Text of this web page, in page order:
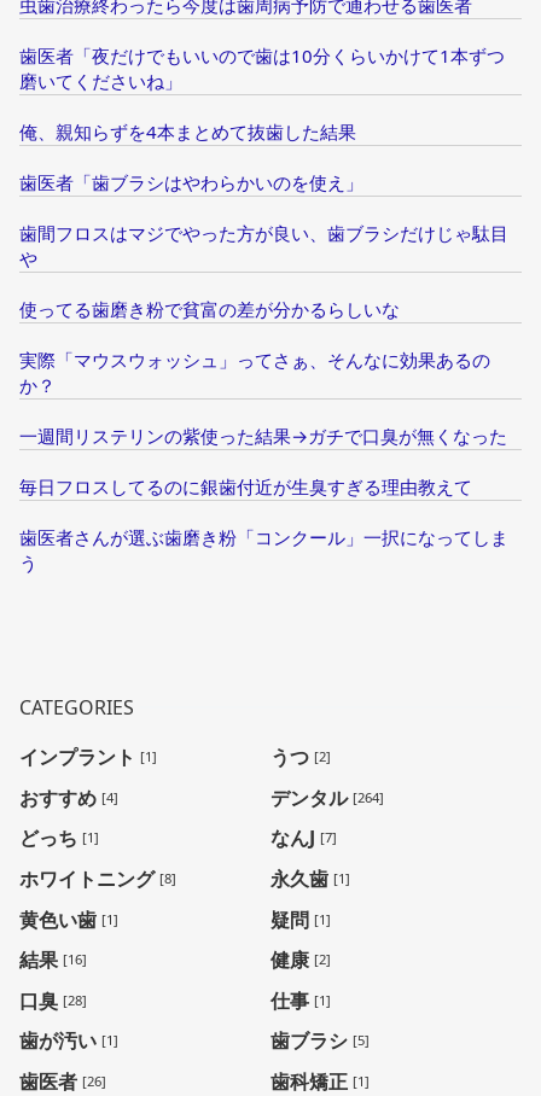
虫歯治療終わったら今度は歯周病予防で通わせる歯医者
歯医者「夜だけでもいいので歯は10分くらいかけて1本ずつ
磨いてくださいね」
俺、親知らずを4本まとめて抜歯した結果
歯医者「歯ブラシはやわらかいのを使え」
歯間フロスはマジでやった方が良い、歯ブラシだけじゃ駄目
や
使ってる歯磨き粉で貧富の差が分かるらしいな
実際「マウスウォッシュ」ってさぁ、そんなに効果あるの
か？
一週間リステリンの紫使った結果→ガチで口臭が無くなった
毎日フロスしてるのに銀歯付近が生臭すぎる理由教えて
歯医者さんが選ぶ歯磨き粉「コンクール」一択になってしま
う
CATEGORIES
インプラント [1] うつ [2]
おすすめ [4] デンタル [264]
どっち [1] なんJ [7]
ホワイトニング [8] 永久歯 [1]
黄色い歯 [1] 疑問 [1]
結果 [16] 健康 [2]
口臭 [28] 仕事 [1]
歯が汚い [1] 歯ブラシ [5]
歯医者 [26] 歯科矯正 [1]